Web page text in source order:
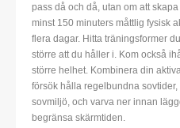
pass då och då, utan om att
minst 150 minuters måttlig fysisk
flera dagar. Hitta träningsformer
större att du håller i. Kom också
större helhet. Kombinera din
försök hålla regelbundna
sovmiljö, och varva ner innan
begränsa skärmtiden.